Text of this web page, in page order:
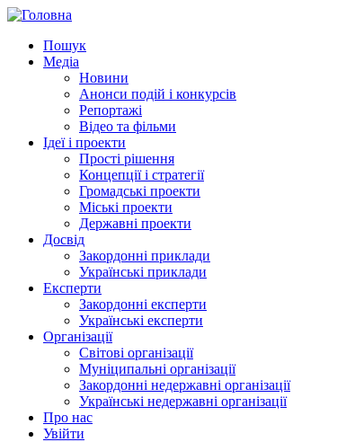
Пошук
Медіа
Новини
Анонси подій і конкурсів
Репортажі
Відео та фільми
Ідеї і проекти
Прості рішення
Концепції і стратегії
Громадські проекти
Міські проекти
Державні проекти
Досвід
Закордонні приклади
Українські приклади
Експерти
Закордонні експерти
Українські експерти
Організації
Світові організації
Муніципальні організації
Закордонні недержавні організації
Українські недержавні організації
Про нас
Увійти